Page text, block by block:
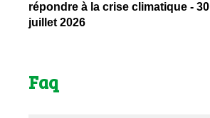
répondre à la crise climatique - 30
juillet 2026
Faq